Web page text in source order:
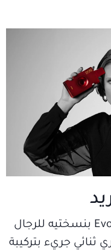
تقدم Ajmal عطر Evoke Red بنسختيه للرجال
ثنائي جريء بتركيبة